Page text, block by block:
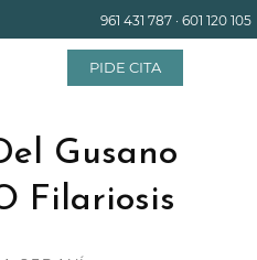
961 431 787 · 601 120 105
PIDE CITA
Gusano
Filariosis